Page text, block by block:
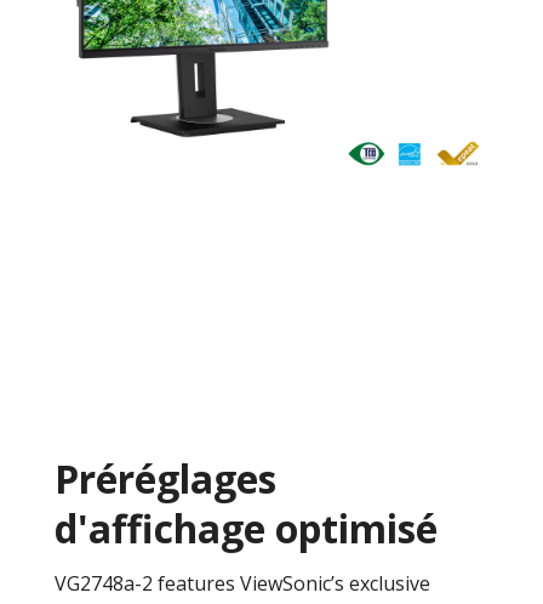
Préréglages
d'affichage optimisé
VG2748a-2 features ViewSonic’s exclusive